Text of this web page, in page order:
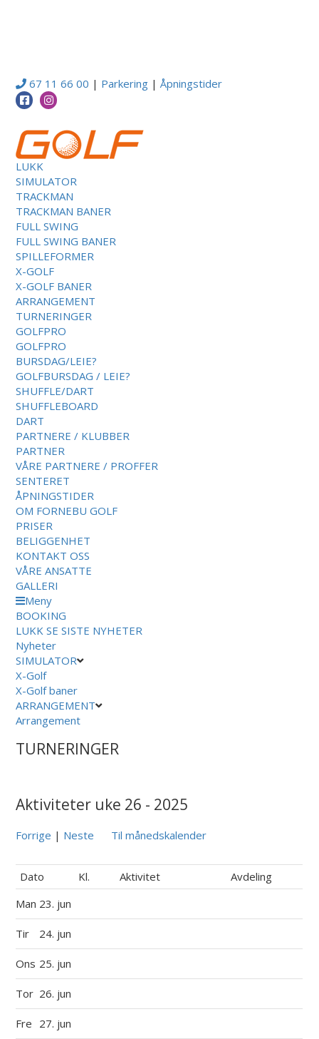
67 11 66 00 | Parkering |Åpningstider
LUKK
SIMULATOR
TRACKMAN
TRACKMAN BANER
FULL SWING
FULL SWING BANER
SPILLEFORMER
X-GOLF
X-GOLF BANER
ARRANGEMENT
TURNERINGER
GOLFPRO
GOLFPRO
BURSDAG/LEIE?
GOLFBURSDAG / LEIE?
SHUFFLE/DART
SHUFFLEBOARD
DART
PARTNERE / KLUBBER
PARTNER
VÅRE PARTNERE / PROFFER
SENTERET
ÅPNINGSTIDER
OM FORNEBU GOLF
PRISER
BELIGGENHET
KONTAKT OSS
VÅRE ANSATTE
GALLERI
Meny
BOOKING
LUKK SE SISTE NYHETER
Nyheter
SIMULATOR
X-Golf
X-Golf baner
ARRANGEMENT
Arrangement
TURNERINGER
Aktiviteter uke 26 - 2025
Forrige | Neste Til månedskalender
Dato Kl. Aktivitet
Avdeling
Man 23. jun
Tir 24. jun
Ons 25. jun
Tor 26. jun
Fre 27. jun